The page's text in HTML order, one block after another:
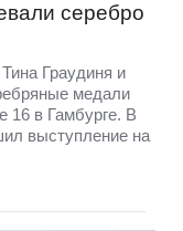
серебро
Граудиня и
медали
16 в Гамбурге. В
выступление на